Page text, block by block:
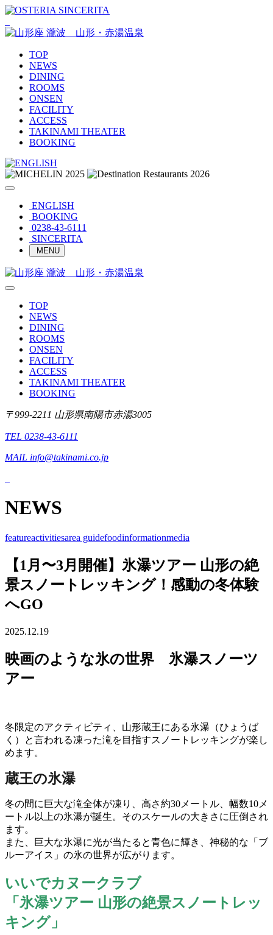
TOP
NEWS
DINING
ROOMS
ONSEN
FACILITY
ACCESS
TAKINAMI THEATER
BOOKING
ENGLISH
BOOKING
0238-43-6111
SINCERITA
MENU
TOP
NEWS
DINING
ROOMS
ONSEN
FACILITY
ACCESS
TAKINAMI THEATER
BOOKING
〒999-2211 山形県南陽市赤湯3005
TEL 0238-43-6111
MAIL info@takinami.co.jp
NEWS
featureactivitiesarea guidefoodinformationmedia
【1月〜3月開催】氷瀑ツアー 山形の絶
景スノートレッキング！感動の冬体験
へGO
2025.12.19
映画のような氷の世界 氷瀑スノーツ
アー
冬限定のアクティビティ、山形蔵王にある氷瀑（ひょうば
く）と言われる凍った滝を目指すスノートレッキングが楽し
めます。
蔵王の氷瀑
冬の間に巨大な滝全体が凍り、高さ約30メートル、幅数10メ
ートル以上の氷瀑が誕生。そのスケールの大きさに圧倒され
ます。
また、巨大な氷瀑に光が当たると青色に輝き、神秘的な「ブ
ルーアイス」の氷の世界が広がります。
いいでカヌークラブ
「氷瀑ツアー 山形の絶景スノートレッ
キング」